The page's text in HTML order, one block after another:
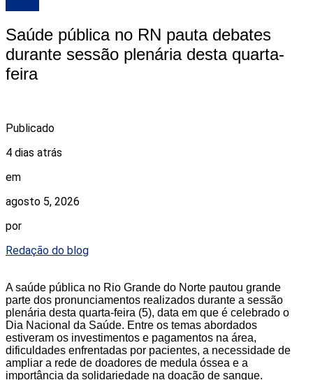
Saúde pública no RN pauta debates
durante sessão plenária desta quarta-
feira
Publicado
4 dias atrás
em
agosto 5, 2026
por
Redação do blog
A saúde pública no Rio Grande do Norte pautou grande
parte dos pronunciamentos realizados durante a sessão
plenária desta quarta-feira (5), data em que é celebrado o
Dia Nacional da Saúde. Entre os temas abordados
estiveram os investimentos e pagamentos na área,
dificuldades enfrentadas por pacientes, a necessidade de
ampliar a rede de doadores de medula óssea e a
importância da solidariedade na doação de sangue.